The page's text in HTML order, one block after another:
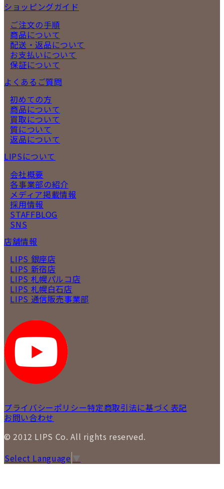
ショッピングガイド
ご注文の手順
商品について
配送・返品について
お支払いについて
保証について
よくあるご質問
初めての方
商品について
買取について
質について
返品について
LIPSについて
会社概要
各事業部の紹介
メディア掲載情報
採用情報
STAFFBLOG
SNS
店舗情報
LIPS 銀座店
LIPS 新宿店
LIPS 札幌パルコ店
LIPS 札幌白石店
LIPS 通信販売事業部
プライバシーポリシー特定商取引法に基づく表記
お問い合わせ
© 2012 LIPS Co. All rights reserved.
Select Language ▼